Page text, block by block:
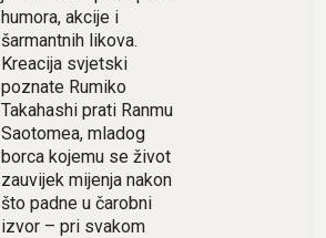
humora, akcije i
šarmantnih likova.
Kreacija svjetski
poznate Rumiko
Takahashi prati Ranmu
Saotomea, mladog
borca kojemu se život
zauvijek mijenja nakon
što padne u čarobni
izvor – pri svakom